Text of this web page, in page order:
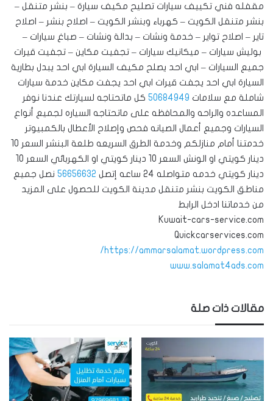
مقفله فني تكييف سيارات تصليح مكيف سيارة – بنشر متنقل –
بنشر متنقل الكويت – كهرباء وبنشر الكويت – اصلاح بنشر – اصلاح
تاير – اصلاح تواير – خدمة ونشات – بدالة ونشات – صباغ سيارات –
بوليش سيارات – ميكانيك سيارات – تجفيت مكاين – تجفيت قيرات
جميع السيارات – ابي احد يصلح مكيف السيارة ابي احد يبدل بطارية
السيارة ابي احد يجفت قيرات ابي احد يجفت مكاين خدمة سيارات
شاملة مع سلامات 50684949 كل ماتحتاجه لسيارتك عندنا نوفر
المساعده والراحه والمحافظه على ماتحتاجه السياره لجميع أنواع
السيارات وجميع أعمال الصيانه فحص وإصلاح الأعطال بالكمبيوتر
خدمتنا أمام منازلكم وخدمة الطرق السريعه طلعة البنشر السعر 10
دينار كويتي او الونش السعر 10 دينار كويتي او الكهربائي السعر 10
دينار كويتي خدمه متواصله 24 ساعه إتصل
56656632 نصل جميع
مناطق الكويت بنشر متنقل مدينة الكويت للحصول على المزيد
من خدماتنا ادخل الرابط
Kuwait-cars-service.com
Quickcarservices.com
https://ammarsalamat.wordpress.com/
www.salamat4ads.com
مقالات ذات صلة